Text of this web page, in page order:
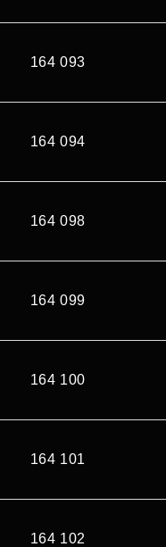
164 093
164 094
164 098
164 099
164 100
164 101
164 102